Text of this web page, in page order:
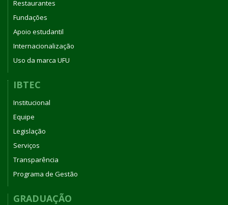
Restaurantes
Fundações
Apoio estudantil
Internacionalização
Uso da marca UFU
IBTEC
Institucional
Equipe
Legislação
Serviços
Transparência
Programa de Gestão
GRADUAÇÃO